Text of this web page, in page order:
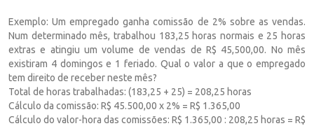
Exemplo: Um empregado ganha comissão de 2% sobre as vendas.
Num determinado mês, trabalhou 183,25 horas normais e 25 horas
extras e atingiu um volume de vendas de R$ 45,500,00. No mês
existiram 4 domingos e 1 feriado. Qual o valor a que o empregado
tem direito de receber neste mês?
Total de horas trabalhadas: (183,25 + 25) = 208,25 horas
Cálculo da comissão: R$ 45.500,00 x 2% = R$ 1.365,00
Cálculo do valor-hora das comissões: R$ 1.365,00 : 208,25 horas = R$